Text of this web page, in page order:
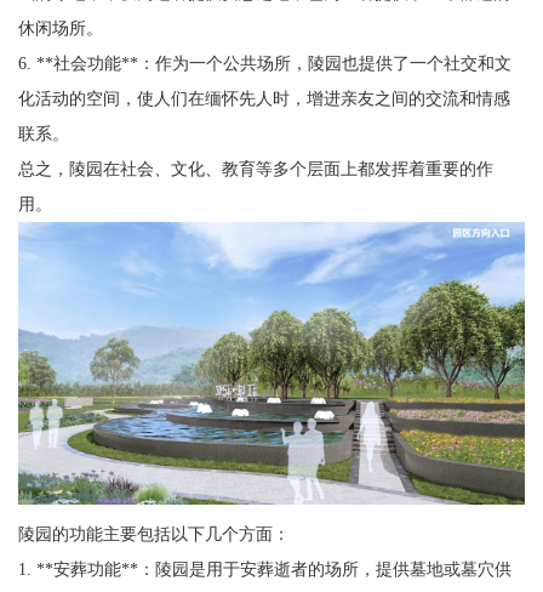
休闲场所。
6. **社会功能**：作为一个公共场所，陵园也提供了一个社交和文
化活动的空间，使人们在缅怀先人时，增进亲友之间的交流和情感
联系。
总之，陵园在社会、文化、教育等多个层面上都发挥着重要的作
用。
陵园的功能主要包括以下几个方面：
1. **安葬功能**：陵园是用于安葬逝者的场所，提供墓地或墓穴供